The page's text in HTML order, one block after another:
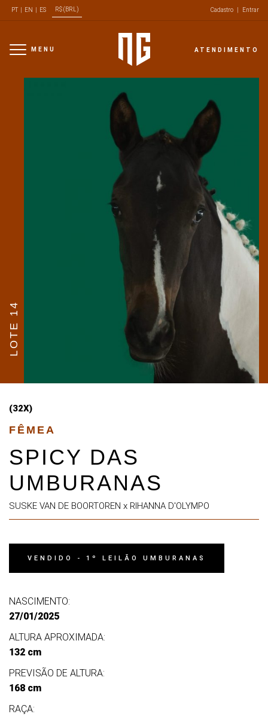
PT| EN ES R$ (BRL) Cadastro Entrar
ATENDIMENTO
MENU
LOTE 14
(32X)
FÊMEA
SPICY DAS
UMBURANAS
SUSKE VAN DE BOORTOREN x RIHANNA D'OLYMPO
VENDIDO - 1º LEILÃO UMBURANAS
NASCIMENTO:
27/01/2025
ALTURA APROXIMADA:
132 cm
PREVISÃO DE ALTURA:
168 cm
RAÇA: